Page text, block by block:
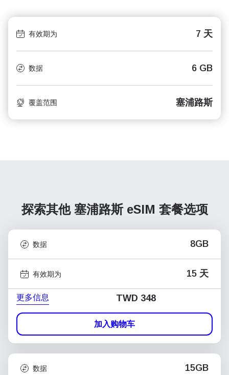
有效期为 7 天
数据 6 GB
覆盖范围 塞浦路斯
探索其他 塞浦路斯 eSIM 套餐选项
数据 8GB
有效期为 15 天
更多信息 TWD 348
加入购物车
数据 15GB